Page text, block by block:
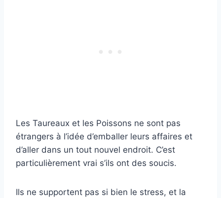
Les Taureaux et les Poissons ne sont pas
étrangers à l’idée d’emballer leurs affaires et
d’aller dans un tout nouvel endroit. C’est
particulièrement vrai s’ils ont des soucis.
Ils ne supportent pas si bien le stress, et la